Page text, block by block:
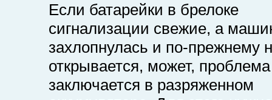
Если батарейки в брелоке
сигнализации свежие, а
захлопнулась и по-прежнему
открывается, может, проблема
заключается в разряженном